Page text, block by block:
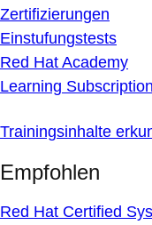
Zertifizierungen
Einstufungstests
Red Hat Academy
Learning Subscription
Trainingsinhalte
Empfohlen
Red Hat Certified